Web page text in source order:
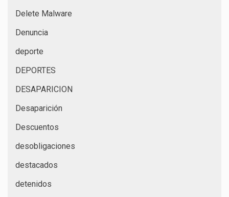
Delete Malware
Denuncia
deporte
DEPORTES
DESAPARICION
Desaparición
Descuentos
desobligaciones
destacados
detenidos